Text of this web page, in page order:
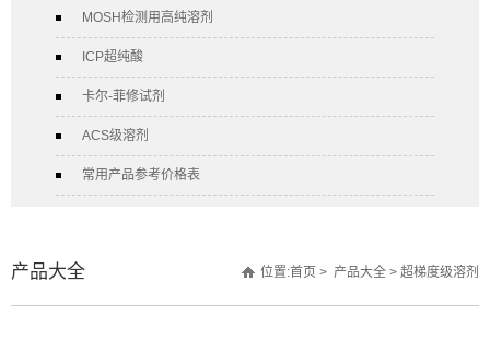
MOSH检测用高纯溶剂
ICP超纯酸
卡尔-菲修试剂
ACS级溶剂
常用产品参考价格表
产品大全 位置:首页 > 产品大全 > 超梯度级溶剂